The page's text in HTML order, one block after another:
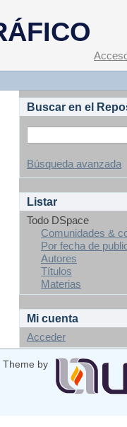
Buscar en el
Búsqueda avanzada
Listar
Todo DSpace
Comunidades &
Por fecha de
Autores
Títulos
Materias
Mi cuenta
Acceder
Theme by